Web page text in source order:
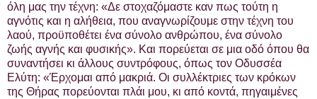
όλη μας την τέχνη: «Δε στοχαζόμαστε καν πως τούτη η
αγνότις και η αλήθεια, που αναγνωρίζουμε στην τέχνη του
λαού, προϋποθέτει ένα σύνολο ανθρώπου, ένα σύνολο
ζωής αγνής και φυσικής». Και πορεύεται σε μια οδό όπου θα
συναντήσει κι άλλους συντρόφους, όπως τον Οδυσσέα
Ελύτη: «Έρχομαι από μακριά. Οι συλλέκτριες των κρόκων
της Θήρας πορεύονται πλάι μου, κι από κοντά, πηγαιμένες